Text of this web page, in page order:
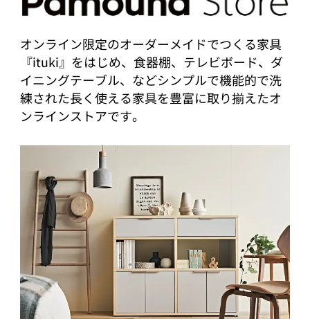
オンライン限定のオーダーメイドでつくる家具
『ituki』をはじめ、食器棚、テレビボード、ダ
イニングテーブル、などシンプルで機能的で洗
練された長く使える家具を豊富に取り揃えたオ
ンラインストアです。